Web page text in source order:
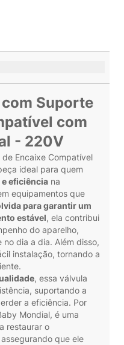
Suporte
com
- 220V
Encaixe Compatível
ideal para quem
eficiência na
equipamentos que
para garantir um
estável, ela contribui
do aparelho,
dia a dia. Além disso,
instalação, tornando a
, essa válvula
suportando a
a eficiência. Por
Mondial, é uma
restaurar o
que ele